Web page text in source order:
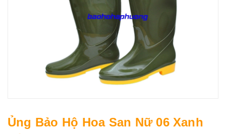
Ủng Bảo Hộ Hoa San Nữ 06 Xanh